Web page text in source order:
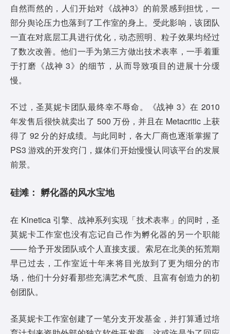
自然而然的，人们开始对《战神3》的前景感到担忧，一
部分舆论压力也落到了工作室的身上。受此影响，该团队
一直在对底层工具进行优化，动态照明、粒子效果均经过
了数次改善。他们一手为第三方做出技术表率，一手着重
于打磨《战神 3》的细节，从而导致项目的进展十分缓
慢。
不过，圣莫妮卡团队最终幸不辱命。《战神 3》在 2010
年发售后很快就卖出了 500 万份，并且在 Metacritic 上获
得了 92 分的好成绩。与此同时，各大厂商也逐渐掌握了
PS3 游戏的开发窍门，媒体们开始慢慢认同该平台的发展
前景。
硅滩： 孵化器的风水宝地
在 Kinetica 引擎、战神系列实现「技术表率」的同时，圣
莫妮卡工作室也没有忘记自己作为孵化器的另一个职能
—— 给予开发团队或个人直接支援。索尼在北美的拓荒期
早已过去，工作室近十年来将目光放到了更为细分的市
场，他们十分好看那些充满艺术气质、且富有创造力的初
创团队。
圣莫妮卡工作室创建了一笔分支开发基金，并打算通过培